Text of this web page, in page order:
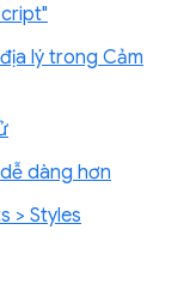
lý trong Cảm
dàng hơn
> Styles